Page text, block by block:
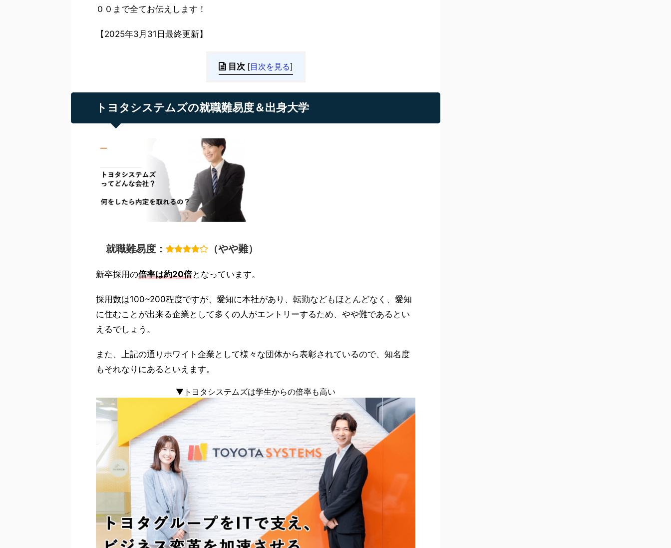
００まで全てお伝えします！
【2025年3月31日最終更新】
目次 [目次を見る]
トヨタシステムズの就職難易度＆出身大学
就職難易度： （やや難）
新卒採用の倍率は約20倍となっています。
採用数は100~200程度ですが、愛知に本社があり、転勤などもほとんどなく、愛知
に住むことが出来る企業として多くの人がエントリーするため、やや難であるとい
えるでしょう。
また、上記の通りホワイト企業として様々な団体から表彰されているので、知名度
もそれなりにあるといえます。
▼トヨタシステムズは学生からの倍率も高い